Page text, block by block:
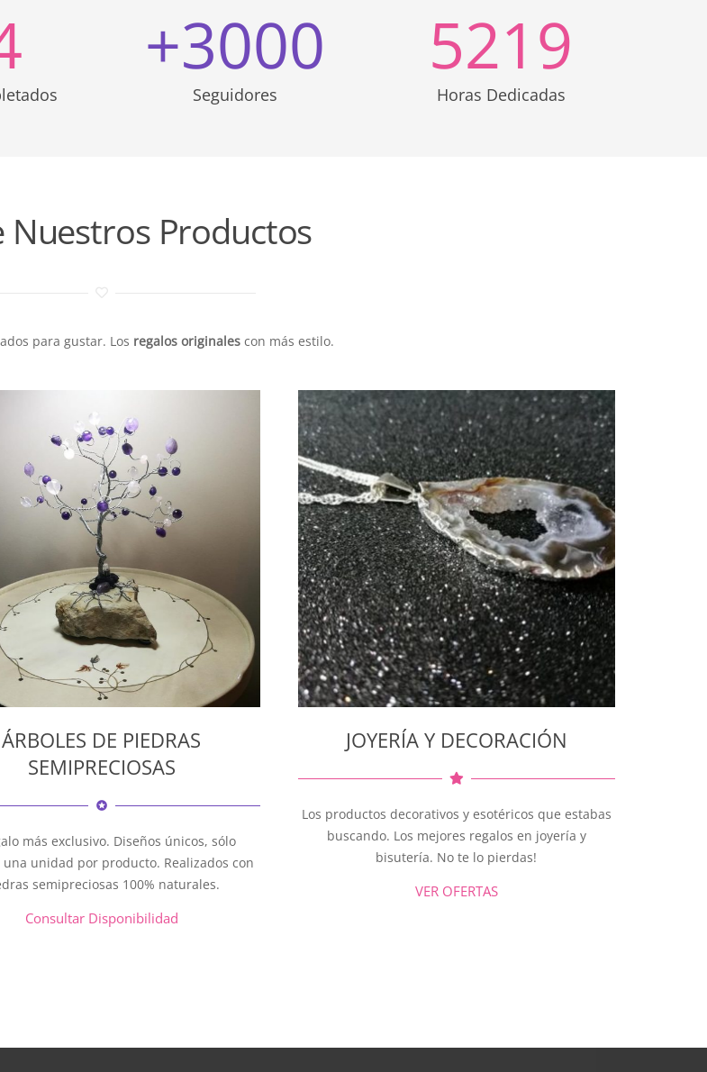
+3000
Seguidores
5219
Horas Dedicadas
Nuestros Productos
para gustar. Los regalos originales con más estilo.
ÁRBOLES DE PIEDRAS
SEMIPRECIOSAS

más exclusivo. Diseños únicos, sólo
una unidad por producto. Realizados con
semipreciosas 100% naturales.
Consultar Disponibilidad
JOYERÍA Y DECORACIÓN
Los productos decorativos y esotéricos que estabas
buscando. Los mejores regalos en joyería y
bisutería. No te lo pierdas!
VER OFERTAS